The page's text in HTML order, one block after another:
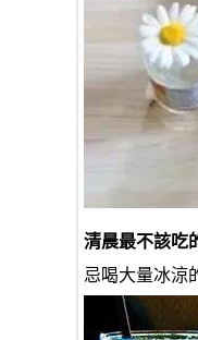
清晨最不該吃
忌喝大量冰涼